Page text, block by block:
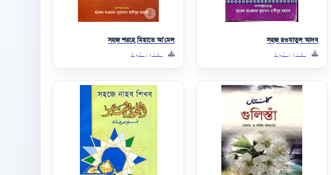
সহজ রওযাতুল আদব
ڈاؤن لوڈ
সহজ শরহে মিয়াতে আ’মেল
ڈاؤن لوڈ